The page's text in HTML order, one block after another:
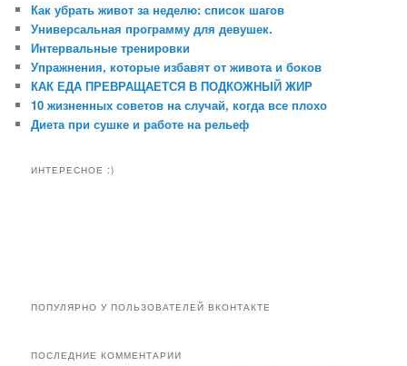
Как убрать живот за неделю: список шагов
Универсальная программу для девушек.
Интервальные тренировки
Упражнения, которые избавят от живота и боков
КАК ЕДА ПРЕВРАЩАЕТСЯ В ПОДКОЖНЫЙ ЖИР
10 жизненных советов на случай, когда все плохо
Диета при сушке и работе на рельеф
ИНТЕРЕСНОЕ :)
ПОПУЛЯРНО У ПОЛЬЗОВАТЕЛЕЙ ВКОНТАКТЕ
ПОСЛЕДНИЕ КОММЕНТАРИИ